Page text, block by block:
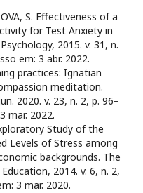
S. Effectiveness of a
for Test Anxiety in
2015. v. 31, n.
em: 3 abr. 2022.
practices: Ignatian
meditation.
2020. v. 23, n. 2, p. 96–
mar. 2022.
Study of the
Levels of Stress among
backgrounds. The
2014. v. 6, n. 2,
3 mar. 2020.